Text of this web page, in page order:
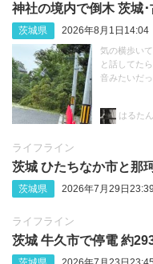
神社の境内で倒木 茨城･
茨城県 2026年8月1日14:04
気の横歩い
と話してた
音みたいだ
はるたん
ライフライン
茨城 ひたちなか市と那
茨城県 2026年7月29日23:39
ライフライン
茨城 牛久市で停電 約